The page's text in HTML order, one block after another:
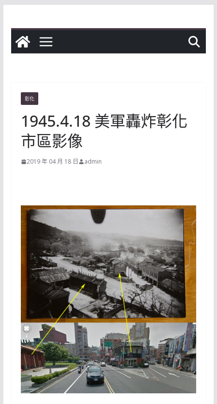
content
彰化
1945.4.18 美軍轟炸彰化
市區影像
2019 年 04 月 18 日 admin